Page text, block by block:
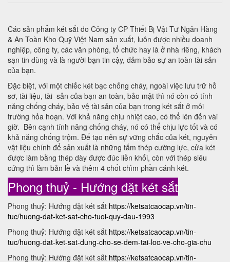
Các sản phẩm két sắt do Công ty CP Thiết Bị Vật Tư Ngân Hàng
& An Toàn Kho Quỹ Việt Nam sản xuất, luôn được nhiều doanh
nghiệp, công ty, các văn phòng, tổ chức hay là ở nhà riêng, khách
sạn tin dùng và là người bạn tin cậy, đảm bảo sự an toàn tài sản
của bạn.
Đặc biệt, với một chiếc két bạc chống cháy, ngoài việc lưu trữ hồ
sơ, tài liệu, tài sản của bạn an toàn, bảo mật thì nó còn có tính
năng chống cháy, bảo vệ tài sản của bạn trong két sắt ở môi
trường hỏa hoạn. Với khả năng chịu nhiệt cao, có thể lên đến vài
giờ. Bên cạnh tính năng chống cháy, nó có thể chịu lực tốt và có
khả năng chống trộm. Để tạo nên sự vững chắc của két, nguyên
vật liệu chính để sản xuất là những tấm thép cường lực, cửa két
được làm bằng thép dày được đúc liền khối, còn với thép siêu
cứng thì làm bản lề và thêm 4 chốt chìm phần cánh két.
Phong thuỷ - Hướng đặt két sắt
Phong thuỷ: Hướng đặt két sắt https://ketsatcaocap.vn/tin-
tuc/huong-dat-ket-sat-cho-tuoi-quy-dau-1993
Phong thuỷ: Hướng đặt két sắt https://ketsatcaocap.vn/tin-
tuc/huong-dat-ket-sat-dung-cho-se-dem-tai-loc-ve-cho-gia-chu
Phong thuỷ: Hướng đặt két sắt https://ketsatcaocap.vn/tin-